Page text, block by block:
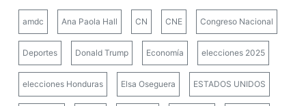
amdc Ana Paola Hall CN CNE Congreso Nacional
Deportes Donald Trump Economía elecciones 2025
elecciones Honduras Elsa Oseguera ESTADOS UNIDOS